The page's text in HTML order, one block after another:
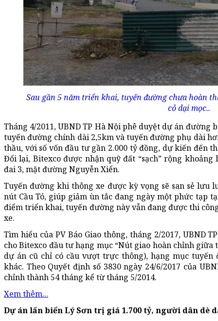
Sau gần 5 năm triển khai, tuyến đường chưa hoàn
cỏ dại mọc..
Tháng 4/2011, UBND TP Hà Nội phê duyệt dự án đường
tuyến đường chính dài 2,5km và tuyến đường phụ dài
thầu, với số vốn đầu tư gần 2.000 tỷ đồng, dự kiến đến
Đổi lại, Bitexco được nhận quỹ đất “sạch” rộng
đai 3, mặt đường Nguyễn Xiển.
Tuyến đường khi thông xe được kỳ vọng sẽ san sẻ lưu
nút Cầu Tó, giúp giảm ùn tắc đang ngày một phức tạp
điểm triển khai, tuyến đường này vẫn đang được thi
xe.
Tìm hiểu của PV Báo Giao thông, tháng 2/2017, UBND
cho Bitexco đầu tư hạng mục “Nút giao hoàn chỉnh
dự án cũ chỉ có cầu vượt trực thông), hạng mục tuyến
khác. Theo Quyết định số 3830 ngày 24/6/2017 của
chỉnh thành 54 tháng kể từ tháng 5/2014.
Xem thêm...
Dự án lấn biển Lý Sơn trị giá 1.700 tỷ, người dân dè